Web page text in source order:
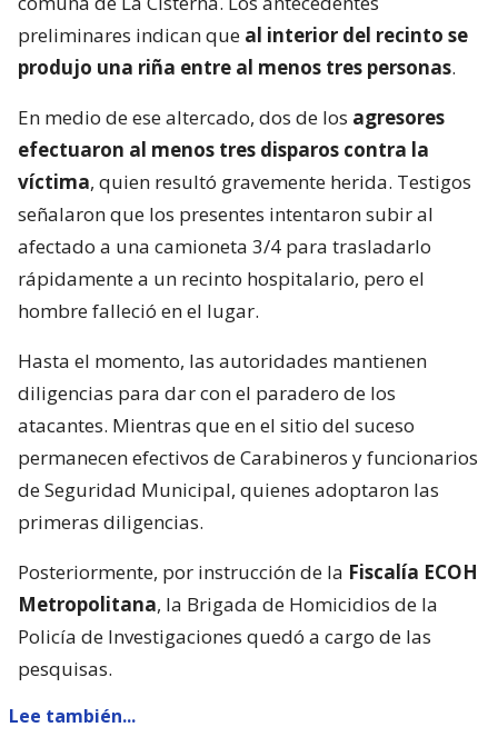
preliminares indican que al interior del recinto se
produjo una riña entre al menos tres personas.
En medio de ese altercado, dos de los agresores
efectuaron al menos tres disparos contra la
víctima, quien resultó gravemente herida. Testigos
señalaron que los presentes intentaron subir al
afectado a una camioneta 3/4 para trasladarlo
rápidamente a un recinto hospitalario, pero el
hombre falleció en el lugar.
Hasta el momento, las autoridades mantienen
diligencias para dar con el paradero de los
atacantes. Mientras que en el sitio del suceso
permanecen efectivos de Carabineros y funcionarios
de Seguridad Municipal, quienes adoptaron las
primeras diligencias.
Posteriormente, por instrucción de la Fiscalía ECOH
Metropolitana, la Brigada de Homicidios de la
Policía de Investigaciones quedó a cargo de las
pesquisas.
Lee también...